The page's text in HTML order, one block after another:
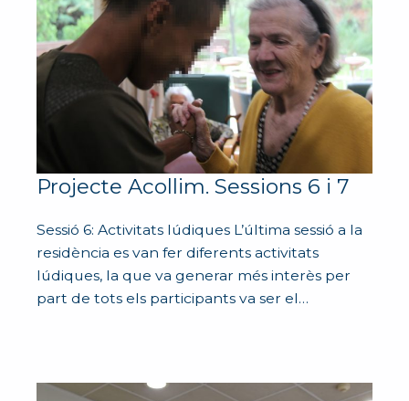
Projecte Acollim. Sessions 6 i 7
Sessió 6: Activitats lúdiques L’última sessió a la
residència es van fer diferents activitats
lúdiques, la que va generar més interès per
part de tots els participants va ser el…